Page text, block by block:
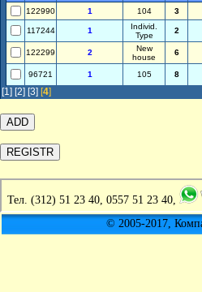
122990
1 104 3
117244 1
Individ.
Type
2
122299 2
New
house
6
96721 1 105 8
[1] [2] [3] [4]
Тел. (312) 51 23 40, 0557 51 23 40,
© 2005-2017,